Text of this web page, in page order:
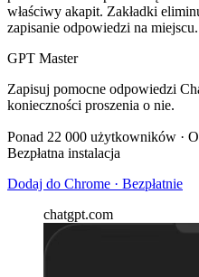
właściwy akapit. Zakładki
zapisanie odpowiedzi na miejscu.
GPT Master
Zapisuj pomocne odpowiedzi
konieczności proszenia o nie.
Ponad 22 000 użytkowników ·
Bezpłatna instalacja
Dodaj do Chrome · Bezpłatnie
chatgpt.com